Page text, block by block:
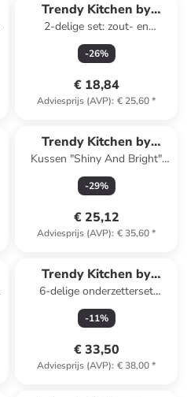
Trendy Kitchen by
EXCÉLSA
2-delige set: zout- en
peperstrooier rood/wit
-26%
€ 18,84
Adviesprijs (AVP): € 25,60*
Trendy Kitchen by
EXCÉLSA
Kussen "Shiny And Bright"
groen - (B)45 x (H)45 cm
-29%
€ 25,12
Adviesprijs (AVP): € 35,60*
Trendy Kitchen by
EXCÉLSA
6-delige onderzetterset
"Vintage Christmas"
rood/groen/blauw - Ø 10,5 cm
-11%
€ 33,50
Adviesprijs (AVP): € 38,00*